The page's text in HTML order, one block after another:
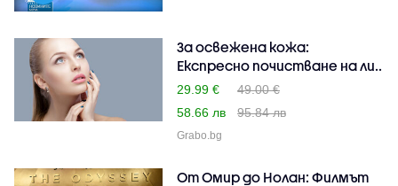
За освежена кожа:
Експресно почистване на ли..
29.99 €
49.00 €
58.66 лв
95.84 лв
Grabo.bg
От Омир до Нолан: Филмът